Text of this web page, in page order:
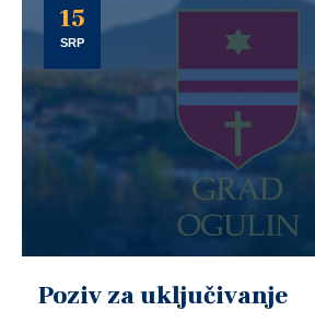
15
SRP
Poziv za uključivanje